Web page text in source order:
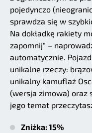
pojedynczo
sprawdza się w
Na dokładkę rakiety
zapomnij" –
automatycznie.
unikalne rzeczy:
unikalny kamuflaż
(wersja zimowa) oraz
jego temat
Zniżka: 15%